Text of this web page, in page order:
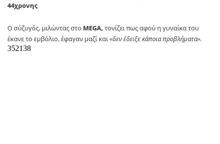
44χρονης
Ο σύζυγός, μιλώντας στο MEGA, τονίζει πως αφού η γυναίκα του
έκανε το εμβόλιο, έφαγαν μαζί και«δεν έδειξε κάποια προβλήματα».